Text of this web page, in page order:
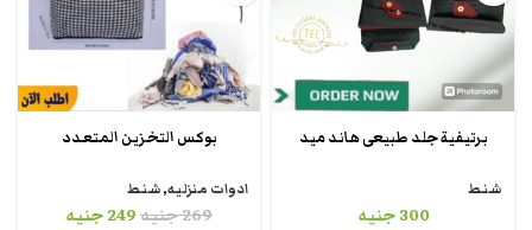
برتيفية جلد طبيعى هاند ميد
شنط
300جنيه
بوكس التخزين المتعدد
ادوات منزليه,شنط
269جنيه249جنيه